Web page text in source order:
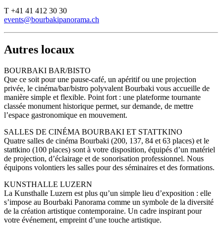
T +41 41 412 30 30
events@bourbakipanorama.ch
Autres locaux
BOURBAKI BAR/BISTO
Que ce soit pour une pause-café, un apéritif ou une projection
privée, le cinéma/bar/bistro polyvalent Bourbaki vous accueille de
manière simple et flexible. Point fort : une plateforme tournante
classée monument historique permet, sur demande, de mettre
l’espace gastronomique en mouvement.
SALLES DE CINÉMA BOURBAKI ET STATTKINO
Quatre salles de cinéma Bourbaki (200, 137, 84 et 63 places) et le
stattkino (100 places) sont à votre disposition, équipés d’un matériel
de projection, d’éclairage et de sonorisation professionnel. Nous
équipons volontiers les salles pour des séminaires et des formations.
KUNSTHALLE LUZERN
La Kunsthalle Luzern est plus qu’un simple lieu d’exposition : elle
s’impose au Bourbaki Panorama comme un symbole de la diversité
de la création artistique contemporaine. Un cadre inspirant pour
votre événement, empreint d’une touche artistique.